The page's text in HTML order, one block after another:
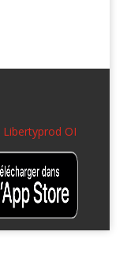
Libertyprod OI